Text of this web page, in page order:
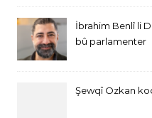
İbrahim Benlî li
bû parlamenter
Şewqî Ozkan